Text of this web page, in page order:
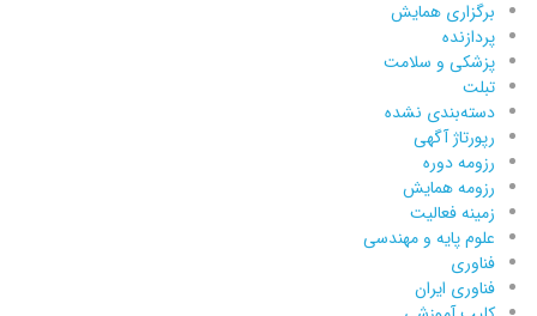
برگزاری همایش
پردازنده
پزشکی و سلامت
تبلت
دسته‌بندی نشده
رپورتاژ آگهی
رزومه دوره
رزومه همایش
زمینه فعالیت
علوم پایه و مهندسی
فناوری
فناوری ایران